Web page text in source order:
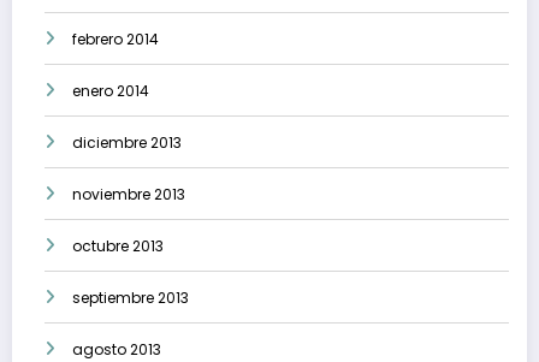
febrero 2014
enero 2014
diciembre 2013
noviembre 2013
octubre 2013
septiembre 2013
agosto 2013